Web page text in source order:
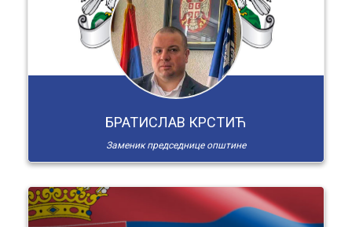
БРАТИСЛАВ КРСТИЋ
Заменик председнице општине